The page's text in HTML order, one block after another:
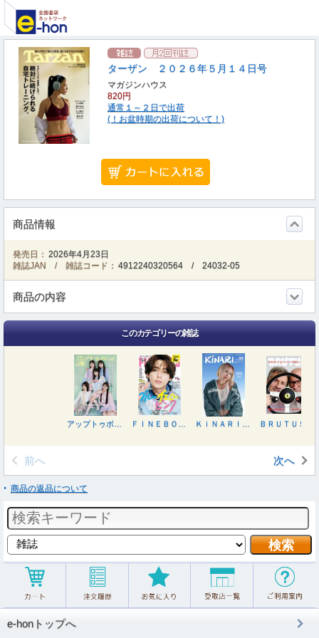
ターザン ２０２６年５月１４日号
マガジンハウス
820円
通常１～２日で出荷
(！お盆時期の出荷について！)
商品情報
発売日： 2026年4月23日
雑誌JAN / 雑誌コード： 4912240320564 /24032-05
商品の内容
このカテゴリーの雑誌
前へ 次へ
商品の返品について
e-honトップへ